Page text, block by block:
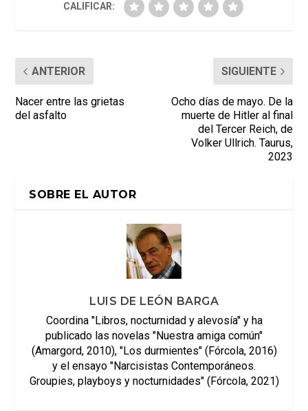
CALIFICAR:
ANTERIOR
Nacer entre las grietas
del asfalto
SIGUIENTE
Ocho días de mayo. De la
muerte de Hitler al final
del Tercer Reich, de
Volker Ullrich. Taurus,
2023
SOBRE EL AUTOR
LUIS DE LEÓN BARGA
Coordina "Libros, nocturnidad y alevosía" y ha
publicado las novelas "Nuestra amiga común"
(Amargord, 2010), "Los durmientes" (Fórcola, 2016)
y el ensayo "Narcisistas Contemporáneos.
Groupies, playboys y nocturnidades" (Fórcola, 2021)